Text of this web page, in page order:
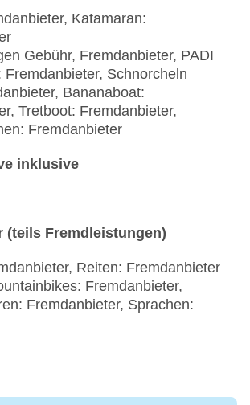
Katamaran:
Gebühr, Fremdanbieter, PADI
Fremdanbieter, Schnorcheln
Bananaboat:
Tretboot: Fremdanbieter,
Fremdanbieter
inklusive
(teils Fremdleistungen)
Reiten: Fremdanbieter
Fremdanbieter,
Fremdanbieter, Sprachen: